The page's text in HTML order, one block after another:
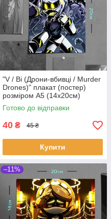
"V / Ві (Дрони-вбивці / Murder
Drones)" плакат (постер)
розміром А5 (14х20см)
Готово до відправки
40 ₴ 45 ₴
Купити
–11%